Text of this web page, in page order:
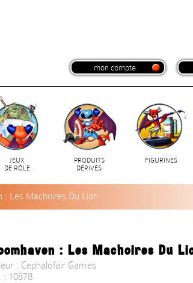
mon compte
JEUX
DE RÔLE
PRODUITS
DÉRIVÉS
FIGURINES
: Les Machoires Du Lion
: Les Machoires Du
: Cephalofair Games
: 10878